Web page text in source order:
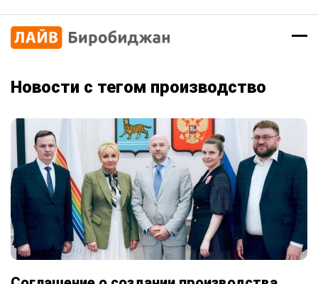
Новости с тегом производство